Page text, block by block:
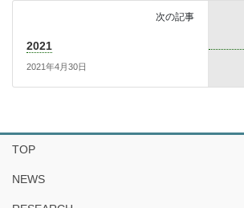
次の記事
2021
2021年4月30日
TOP
NEWS